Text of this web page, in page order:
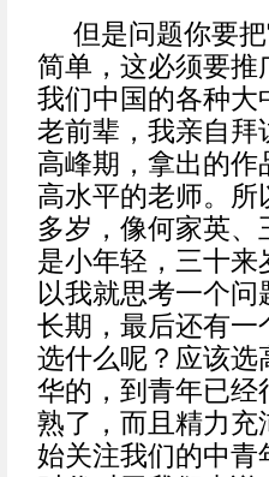
但是问题你要
简单，这必须要推
我们中国的各种大
老前辈，我亲自拜
高峰期，拿出的
高水平的老师。
多岁，像何家英
是小年轻，三十
以我就思考一个
长期，最后还有一
选什么呢？应该选
华的，到青年已经
熟了，而且精力充
始关注我们的中青